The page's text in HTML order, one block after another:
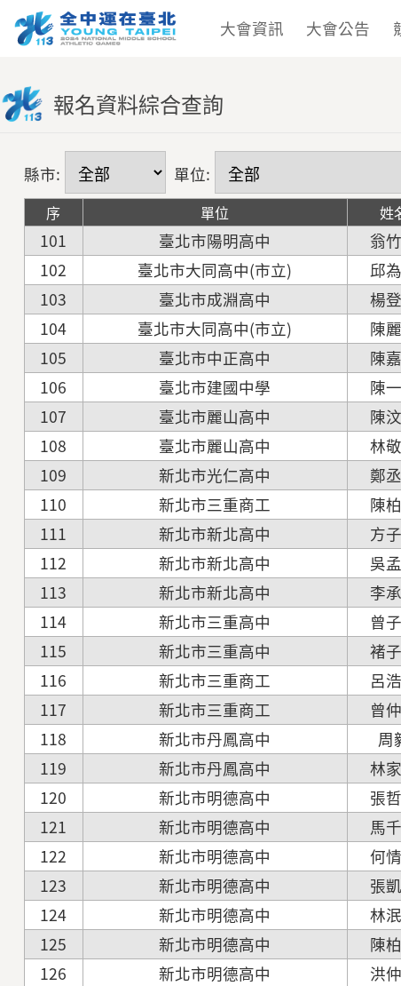
大會資訊 大會公告
報名資料綜合查詢
縣市: 單位:
序 單位 姓
101 臺北市陽明高中 翁
102
臺北市大同高中(市立) 邱
103
臺北市成淵高中 楊
104
臺北市大同高中(市立) 陳
105
臺北市中正高中 陳
106
臺北市建國中學 陳
107
臺北市麗山高中 陳
108
臺北市麗山高中 林
109
新北市光仁高中 鄭
110
新北市三重商工 陳
111
新北市新北高中 方
112
新北市新北高中 吳
113
新北市新北高中 李
114
新北市三重高中 曾
115
新北市三重高中 褚
116
新北市三重商工 呂
117
新北市三重商工 曾
118
新北市丹鳳高中 周
119
新北市丹鳳高中 林
120
新北市明德高中 張
121
新北市明德高中 馬
122
新北市明德高中 何
123
新北市明德高中 張
124
新北市明德高中 林
125
新北市明德高中 陳
126
新北市明德高中 洪